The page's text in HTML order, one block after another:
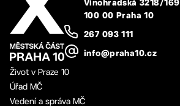
Vinohradská 3218/169
100 00 Praha 10
267 093 111
info@praha10.cz
Život v Praze 10
Úřad MČ
Vedení a správa MČ